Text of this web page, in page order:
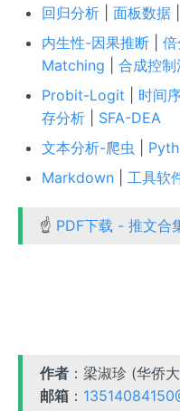
回归分析| 面板数据|
内生性-因果推断|
Matching
合成控制
Probit-Logit
时间
存分析| SFA-DEA
文本分析-爬虫
Markdown| 工具软
☝ PDF下载 - 推文合
作者 ：梁淑珍 (华侨
邮箱 ：